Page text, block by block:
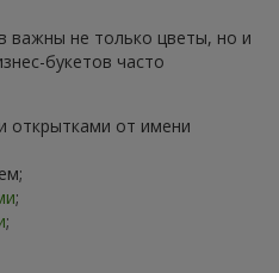
важны не только цветы, но и
букетов часто
открытками от имени
;
;